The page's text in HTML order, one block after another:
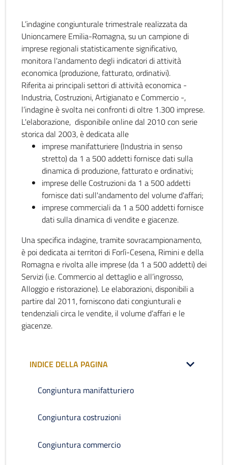
L’indagine congiunturale trimestrale realizzata da
Unioncamere Emilia-Romagna, su un campione di
imprese regionali statisticamente significativo,
monitora l'andamento degli indicatori di attività
economica (produzione, fatturato, ordinativi).
Riferita ai principali settori di attività economica -
Industria, Costruzioni, Artigianato e Commercio -,
l’indagine è svolta nei confronti di oltre 1.300 imprese.
L'elaborazione, disponibile online dal 2010 con serie
storica dal 2003, è dedicata alle
imprese manifatturiere (Industria in senso
stretto) da 1 a 500 addetti fornisce dati sulla
dinamica di produzione, fatturato e ordinativi;
imprese delle Costruzioni da 1 a 500 addetti
fornisce dati sull'andamento del volume d'affari;
imprese commerciali da 1 a 500 addetti fornisce
dati sulla dinamica di vendite e giacenze.
Una specifica indagine, tramite sovracampionamento,
è poi dedicata ai territori di Forlì-Cesena, Rimini e della
Romagna e rivolta alle imprese (da 1 a 500 addetti) dei
Servizi (i.e. Commercio al dettaglio e all’ingrosso,
Alloggio e ristorazione). Le elaborazioni, disponibili a
partire dal 2011, forniscono dati congiunturali e
tendenziali circa le vendite, il volume d’affari e le
giacenze.
INDICE DELLA PAGINA
Congiuntura manifatturiero
Congiuntura costruzioni
Congiuntura commercio